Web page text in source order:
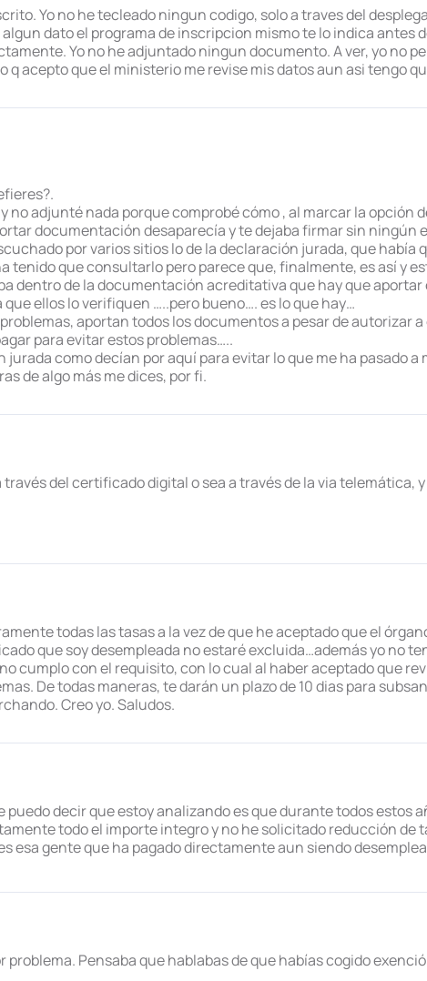
Yo no he tecleado ningun codigo, solo a traves del
dato el programa de inscripcion mismo te lo indica antes
Yo no he adjuntado ningun documento. A ver, yo no
q acepto que el ministerio me revise mis datos aun asi tengo
no adjunté nada porque comprobé cómo , al marcar la
documentación desaparecía y te dejaba firmar sin ningún
por varios sitios lo de la declaración jurada, que había
tenido que consultarlo pero parece que, finalmente, es así y
dentro de la documentación acreditativa que hay que
ellos lo verifiquen …..pero bueno…. es lo que hay…
aportan todos los documentos a pesar de autorizar
para evitar estos problemas…..
como decían por aquí para evitar lo que me ha pasado a
de algo más me dices, por fi.
del certificado digital o sea a través de la via telemática,
todas las tasas a la vez de que he aceptado que el
que soy desempleada no estaré excluida…además yo no
cumplo con el requisito, con lo cual al haber aceptado que
De todas maneras, te darán un plazo de 10 dias para
Creo yo. Saludos.
puedo decir que estoy analizando es que durante todos
todo el importe integro y no he solicitado reducción de
esa gente que ha pagado directamente aun siendo
problema. Pensaba que hablabas de que habías cogido